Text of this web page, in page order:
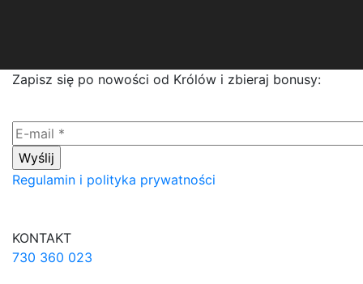
Zapisz się po nowości od Królów i zbieraj bonusy:
Regulamin i polityka prywatności
KONTAKT
730 360 023